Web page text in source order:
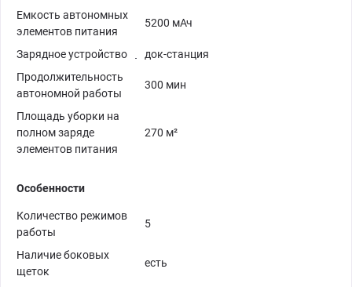
Емкость автономных
элементов питания
5200 мАч
Зарядное устройство
док-станция
Продолжительность
автономной работы
300 мин
Площадь уборки на
полном заряде
элементов питания
270 м²
Особенности
Количество режимов
работы
5
Наличие боковых
щеток
есть